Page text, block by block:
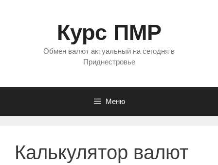
Курс ПМР
Обмен валют актуальный на сегодня в
Приднестровье
Меню
Калькулятор валют